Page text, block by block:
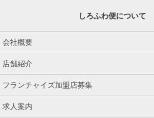
しろふわ便について
会社概要
店舗紹介
フランチャイズ加盟店募集
求人案内